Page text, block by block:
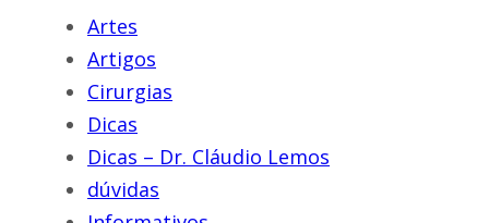
Artes
Artigos
Cirurgias
Dicas
Dicas – Dr. Cláudio Lemos
dúvidas